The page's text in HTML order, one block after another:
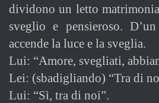
dividono un letto
sveglio e pensieroso.
accende la luce e la sveglia.
Lui: “Amore, svegliati,
Lei: (sbadigliando) “Tra di
Lui: “Sì, tra di noi”.